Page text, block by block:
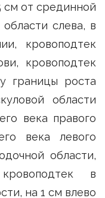
см от срединной
слева, в
кровоподтек
кровоподтек
границы роста
области
века правого
века левого
области,
в
на 1 см влево